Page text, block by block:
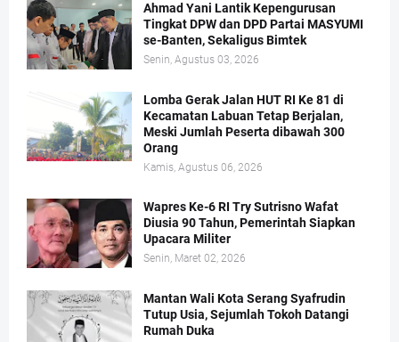
Ahmad Yani Lantik Kepengurusan
Tingkat DPW dan DPD Partai MASYUMI
se-Banten, Sekaligus Bimtek
Senin, Agustus 03, 2026
Lomba Gerak Jalan HUT RI Ke 81 di
Kecamatan Labuan Tetap Berjalan,
Meski Jumlah Peserta dibawah 300
Orang
Kamis, Agustus 06, 2026
Wapres Ke-6 RI Try Sutrisno Wafat
Diusia 90 Tahun, Pemerintah Siapkan
Upacara Militer
Senin, Maret 02, 2026
Mantan Wali Kota Serang Syafrudin
Tutup Usia, Sejumlah Tokoh Datangi
Rumah Duka